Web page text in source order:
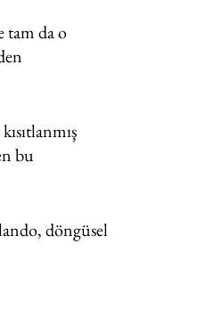
tam da o
bu
döngüsel